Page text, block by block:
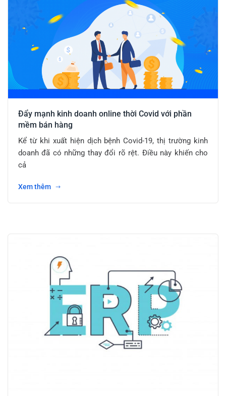
Đẩy mạnh kinh doanh online thời Covid với phần
mềm bán hàng
Kể từ khi xuất hiện dịch bệnh Covid-19, thị trường kinh
doanh đã có những thay đổi rõ rệt. Điều này khiến cho
cả
Xem thêm